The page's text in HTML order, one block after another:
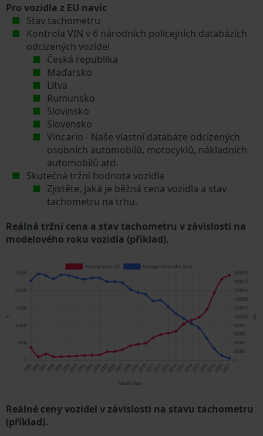
Pro vozidla z EU navíc
Stav tachometru
Kontrola VIN v 6 národních policejních databázích
odcizených vozidel
Česká republika
Maďarsko
Litva
Rumunsko
Slovinsko
Slovensko
Vincario - Naše vlastní databáze odcizených
osobních automobilů, motocyklů, nákladních
automobilů atd.
Skutečná tržní hodnota vozidla
Zjistěte, jaká je běžná cena vozidla a stav
tachometru na trhu.
Reálná tržní cena a stav tachometru v závislosti na
modelového roku vozidla (příklad).
Reálné ceny vozidel v závislosti na stavu tachometru
(příklad).